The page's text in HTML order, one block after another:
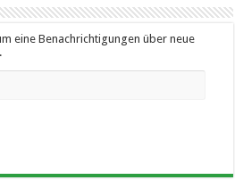
eine Benachrichtigungen über neue